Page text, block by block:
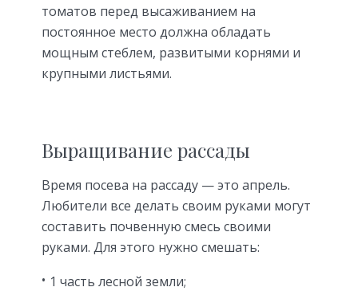
томатов перед высаживанием на
постоянное место должна обладать
мощным стеблем, развитыми корнями и
крупными листьями.
Выращивание рассады
Время посева на рассаду — это апрель.
Любители все делать своим руками могут
составить почвенную смесь своими
руками. Для этого нужно смешать:
1 часть лесной земли;